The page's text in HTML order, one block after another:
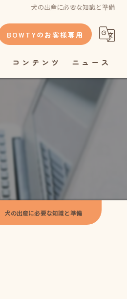
犬の出産に必要な知識と準備
BOWTYのお客様専用
コンテンツ ニュース
犬の出産に必要な知識と準備